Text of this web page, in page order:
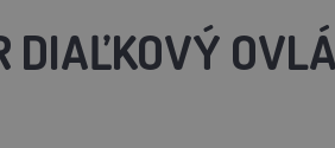
DIAĽKOVÝ